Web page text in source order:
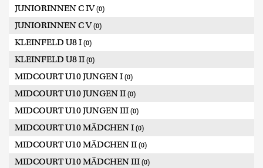
JUNIORINNEN C IV(0)
JUNIORINNEN C V(0)
KLEINFELD U8 I (0)
KLEINFELD U8 II (0)
MIDCOURT U10 JUNGEN I (0)
MIDCOURT U10 JUNGEN II (0)
MIDCOURT U10 JUNGEN III (0)
MIDCOURT U10 MÄDCHEN I (0)
MIDCOURT U10 MÄDCHEN II (0)
MIDCOURT U10 MÄDCHEN III (0)